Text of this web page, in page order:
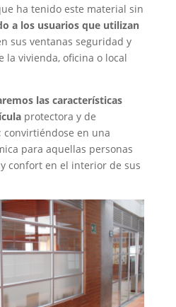
ha tenido este material sin
a los usuarios que utilizan
sus ventanas seguridad y
vivienda, oficina o local
las características
protectora y de
en una
para aquellas personas
confort en el interior de sus